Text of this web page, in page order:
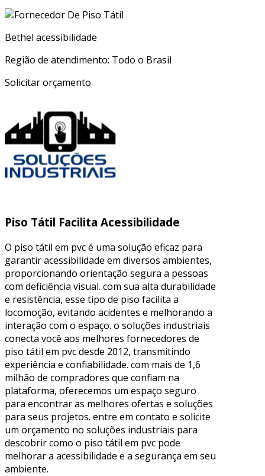
Bethel acessibilidade
Região de atendimento: Todo o Brasil
Solicitar orçamento
Piso Tátil Facilita Acessibilidade
O piso tátil em pvc é uma solução eficaz para
garantir acessibilidade em diversos ambientes,
proporcionando orientação segura a pessoas
com deficiência visual. com sua alta durabilidade
e resistência, esse tipo de piso facilita a
locomoção, evitando acidentes e melhorando a
interação com o espaço. o soluções industriais
conecta você aos melhores fornecedores de
piso tátil em pvc desde 2012, transmitindo
experiência e confiabilidade. com mais de 1,6
milhão de compradores que confiam na
plataforma, oferecemos um espaço seguro
para encontrar as melhores ofertas e soluções
para seus projetos. entre em contato e solicite
um orçamento no soluções industriais para
descobrir como o piso tátil em pvc pode
melhorar a acessibilidade e a segurança em seu
ambiente.